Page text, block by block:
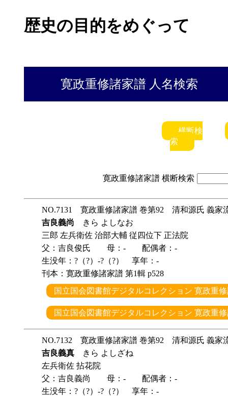
歴史の目的をめぐって
寛政重修諸家譜 人名検索
横断検
索
寛政重修諸家譜 横断検索
NO.7131 寛政重修諸家譜 巻第92 清和源氏 義家
吉良義尚 きら よしなお
三郎 左兵衛佐 治部大輔 従四位下 正法院
父：吉良俊氏 母：- 配偶者：-
生没年：?（?）-?（?） 享年：-
刊本：寛政重修諸家譜 第1輯 p528
国立国会図書館デジタルコレクション 寛政重
国立国会図書館デジタルコレクション 寛政重
NO.7132 寛政重修諸家譜 巻第92 清和源氏 義家
吉良義真きら よしざね
左兵衛佐 拈花院
父：吉良義尚 母：- 配偶者：-
生没年：?（?）-?（?） 享年：-